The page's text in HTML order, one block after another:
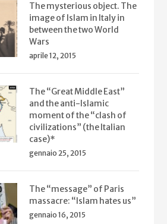
The mysterious object. The
image of Islam in Italy in
between the two World
Wars
aprile 12, 2015
The “Great Middle East”
and the anti-Islamic
moment of the “clash of
civilizations” (the Italian
case)*
gennaio 25, 2015
The “message” of Paris
massacre: “Islam hates us”
gennaio 16, 2015